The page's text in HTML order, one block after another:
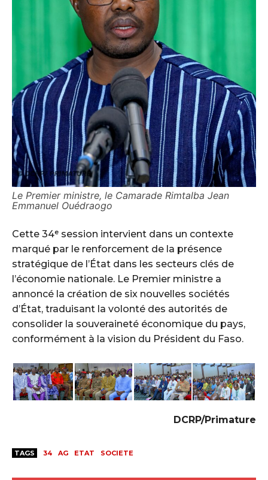
Le Premier ministre, le Camarade Rimtalba Jean
Emmanuel Ouédraogo
Cette 34ᵉ session intervient dans un contexte
marqué par le renforcement de la présence
stratégique de l’État dans les secteurs clés de
l’économie nationale. Le Premier ministre a
annoncé la création de six nouvelles sociétés
d’État, traduisant la volonté des autorités de
consolider la souveraineté économique du pays,
conformément à la vision du Président du Faso.
DCRP/Primature
TAGS 34 AG ETAT SOCIETE